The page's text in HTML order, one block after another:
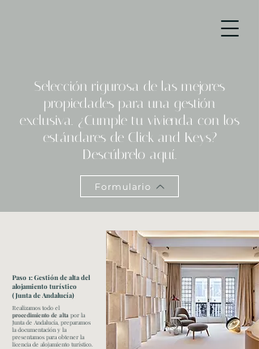
Selección rigurosa de las mejores
propiedades para una gestión
exclusiva. ¿Cumple tu vivienda con los
estándares de Click and Keys?
Descúbrelo aquí.
Formulario
Paso 1: Gestión de alta del
alojamiento turístico
(Junta de Andalucía)
Realizamos todo el
procedimiento de alta por la
Junta de Andalucía, preparamos
la documentación y la
presentamos para obtener la
licencia de alojamiento turístico.